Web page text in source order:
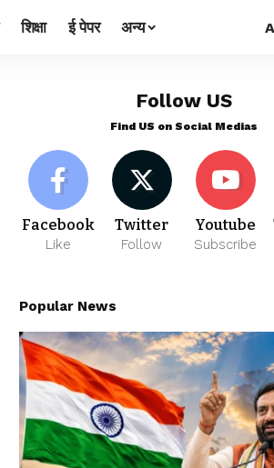
शिक्षा ई पेपर अन्य
Follow US
Find US on Social Medias
Facebook
Like
Twitter
Follow
Youtube
Subscribe
Popular News